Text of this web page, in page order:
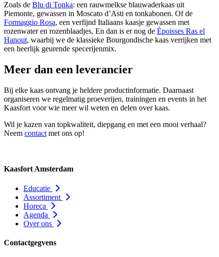
Zoals de Blu di Tonka: een rauwmelkse blauwaderkaas uit
Piemonte, gewassen in Moscato d’Asti en tonkabonen. Of de
Formaggio Rosa, een verfijnd Italiaans kaasje gewassen met
rozenwater en rozenblaadjes. En dan is er nog de Époisses Ras el
Hanout, waarbij we de klassieke Bourgondische kaas verrijken met
een heerlijk geurende specerijenmix.
Meer dan een leverancier
Bij elke kaas ontvang je heldere productinformatie. Daarnaast
organiseren we regelmatig proeverijen, trainingen en events in het
Kaasfort voor wie meer wil weten en delen over kaas.
Wil je kazen van topkwaliteit, diepgang en met een mooi verhaal?
Neem contact met ons op!
Kaasfort Amsterdam
Educatie
Assortiment
Horeca
Agenda
Over ons
Contactgegvens